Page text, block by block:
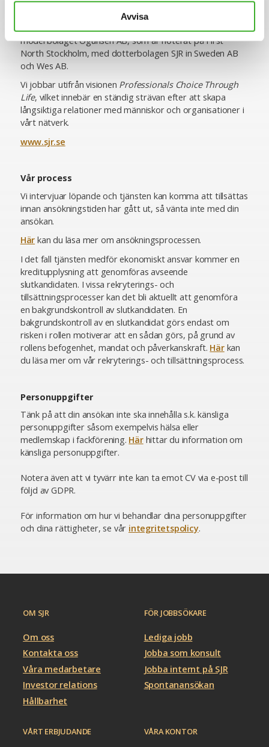
Avvisa
SJR är idag cirka 400 medarbetare och verksamma över
hela landet med kontor i Stockholm, Göteborg, Malmö,
Helsingborg och Uppsala. Koncernen består av
moderbolaget Ogunsen AB, som är noterat på First
North Stockholm, med dotterbolagen SJR in Sweden AB
och Wes AB.
Vi jobbar utifrån visionen Professionals Choice Through
Life, vilket innebär en ständig strävan efter att skapa
långsiktiga relationer med människor och organisationer i
vårt nätverk.
www.sjr.se
Vår process
Vi intervjuar löpande och tjänsten kan komma att tillsättas
innan ansökningstiden har gått ut, så vänta inte med din
ansökan.
Här kan du läsa mer om ansökningsprocessen.
I det fall tjänsten medför ekonomiskt ansvar kommer en
kreditupplysning att genomföras avseende
slutkandidaten. I vissa rekryterings- och
tillsättningsprocesser kan det bli aktuellt att genomföra
en bakgrundskontroll av slutkandidaten. En
bakgrundskontroll av en slutkandidat görs endast om
risken i rollen motiverar att en sådan görs, på grund av
rollens befogenhet, mandat och påverkanskraft. Härkan
du läsa mer om vår rekryterings- och tillsättningsprocess.
Personuppgifter
Tänk på att din ansökan inte ska innehålla s.k. känsliga
personuppgifter såsom exempelvis hälsa eller
medlemskap i fackförening. Härhittar du information om
känsliga personuppgifter.
Notera även att vi tyvärr inte kan ta emot CV via e-post till
följd av GDPR.
För information om hur vi behandlar dina personuppgifter
och dina rättigheter, se vår integritetspolicy.
OM SJR
Om oss
Kontakta oss
Våra medarbetare
Investor relations
Hållbarhet
FÖR JOBBSÖKARE
Lediga jobb
Jobba som konsult
Jobba internt på SJR
Spontanansökan
VÅRT ERBJUDANDE VÅRA KONTOR